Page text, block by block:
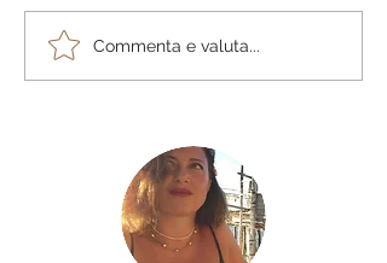
BreakingNews: da oggi
potrai far parte delle
Commenta e valuta...